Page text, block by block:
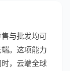
与批发均可
。这项能力
，云端全球